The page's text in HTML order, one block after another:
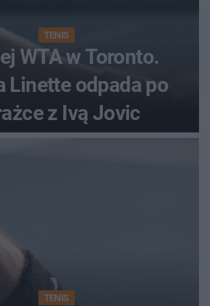
TENIS
WTA w Toronto.
Linette odpada po
z Ivą Jovic
TENIS